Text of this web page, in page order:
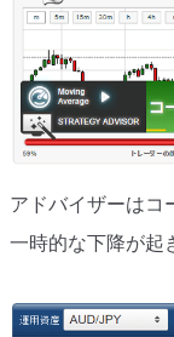
アドバイザーはコ
一時的な下降が起